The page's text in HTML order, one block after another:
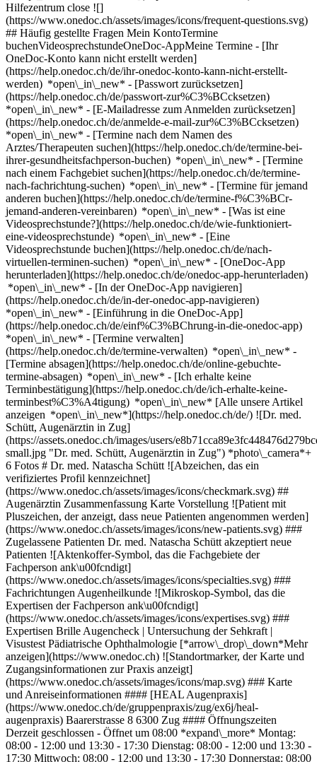
Hilfezentrum close ![]
(https://www.onedoc.ch/assets/images/icons/frequent-questions.svg)
## Häufig gestellte Fragen Mein KontoTermine
buchenVideosprechstundeOneDoc-AppMeine Termine - [Ihr
OneDoc-Konto kann nicht erstellt werden]
(https://help.onedoc.ch/de/ihr-onedoc-konto-kann-nicht-erstellt-
werden) *open\_in\_new* - [Passwort zurücksetzen]
(https://help.onedoc.ch/de/passwort-zur%C3%BCcksetzen)
*open\_in\_new* - [E-Mailadresse zum Anmelden zurücksetzen]
(https://help.onedoc.ch/de/anmelde-e-mail-zur%C3%BCcksetzen)
*open\_in\_new* - [Termine nach dem Namen des
Arztes/Therapeuten suchen](https://help.onedoc.ch/de/termine-bei-
ihrer-gesundheitsfachperson-buchen) *open\_in\_new* - [Termine
nach einem Fachgebiet suchen](https://help.onedoc.ch/de/termine-
nach-fachrichtung-suchen) *open\_in\_new* - [Termine für jemand
anderen buchen](https://help.onedoc.ch/de/termine-f%C3%BCr-
jemand-anderen-vereinbaren) *open\_in\_new* - [Was ist eine
Videosprechstunde?](https://help.onedoc.ch/de/wie-funktioniert-
eine-videosprechstunde) *open\_in\_new* - [Eine
Videosprechstunde buchen](https://help.onedoc.ch/de/nach-
virtuellen-terminen-suchen) *open\_in\_new* - [OneDoc-App
herunterladen](https://help.onedoc.ch/de/onedoc-app-herunterladen)
*open\_in\_new* - [In der OneDoc-App navigieren]
(https://help.onedoc.ch/de/in-der-onedoc-app-navigieren)
*open\_in\_new* - [Einführung in die OneDoc-App]
(https://help.onedoc.ch/de/einf%C3%BChrung-in-die-onedoc-app)
*open\_in\_new* - [Termine verwalten]
(https://help.onedoc.ch/de/termine-verwalten) *open\_in\_new* -
[Termine absagen](https://help.onedoc.ch/de/online-gebuchte-
termine-absagen) *open\_in\_new* - [Ich erhalte keine
Terminbestätigung](https://help.onedoc.ch/de/ich-erhalte-keine-
terminbest%C3%A4tigung) *open\_in\_new* [Alle unsere Artikel
anzeigen *open\_in\_new*](https://help.onedoc.ch/de/) ![Dr. med.
Schütt, Augenärztin in Zug]
(https://assets.onedoc.ch/images/users/
small.jpg "Dr. med. Schütt, Augenärztin in Zug") *photo\_camera*+
6 Fotos # Dr. med. Natascha Schütt ![Abzeichen, das ein
verifiziertes Profil kennzeichnet]
(https://www.onedoc.ch/assets/images/icons/checkmark.svg) ##
Augenärztin Zusammenfassung Karte Vorstellung ![Patient mit
Pluszeichen, der anzeigt, dass neue Patienten angenommen werden]
(https://www.onedoc.ch/assets/images/icons/new-patients.svg) ###
Zugelassene Patienten Dr. med. Natascha Schütt akzeptiert neue
Patienten ![Aktenkoffer-Symbol, das die Fachgebiete der
Fachperson ank\u00fcndigt]
(https://www.onedoc.ch/assets/images/icons/specialties.svg) ###
Fachrichtungen Augenheilkunde ![Mikroskop-Symbol, das die
Expertisen der Fachperson ank\u00fcndigt]
(https://www.onedoc.ch/assets/images/icons/expertises.svg) ###
Expertisen Brille Augencheck | Untersuchung der Sehkraft |
Visustest Pädiatrische Ophthalmologie [*arrow\_drop\_down*Mehr
anzeigen](https://www.onedoc.ch) ![Standortmarker, der Karte und
Zugangsinformationen zur Praxis anzeigt]
(https://www.onedoc.ch/assets/images/icons/map.svg) ### Karte
und Anreiseinformationen #### [HEAL Augenpraxis]
(https://www.onedoc.ch/de/gruppenpraxis/zug/ex6j/heal-
augenpraxis) Baarerstrasse 8 6300 Zug #### Öffnungszeiten
Derzeit geschlossen - Öffnet um 08:00 *expand\_more* Montag:
08:00 - 12:00 und 13:30 - 17:30 Dienstag: 08:00 - 12:00 und 13:30 -
17:30 Mittwoch: 08:00 - 12:00 und 13:30 - 17:30 Donnerstag: 08:00